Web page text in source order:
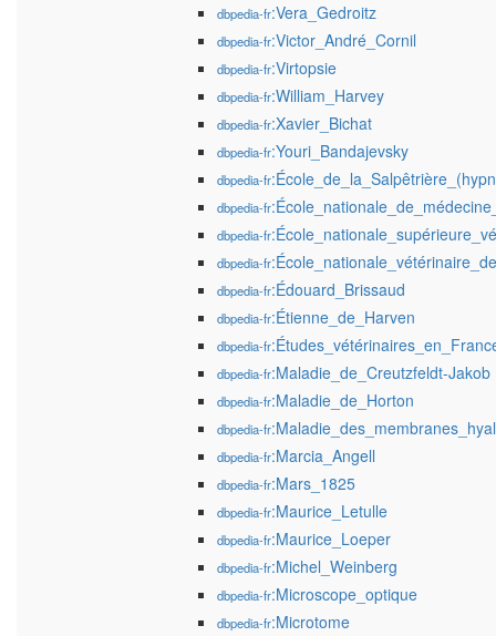
dbpedia-fr:Vera_Gedroitz
dbpedia-fr:Victor_André_Cornil
dbpedia-fr:Virtopsie
dbpedia-fr:William_Harvey
dbpedia-fr:Xavier_Bichat
dbpedia-fr:Youri_Bandajevsky
dbpedia-fr
dbpedia-fr
dbpedia-fr
dbpedia-fr
dbpedia-fr:Édouard_Brissaud
dbpedia-fr:Étienne_de_Harven
dbpedia-fr
dbpedia-fr:Maladie_de_Creutzfeldt-Jakob
dbpedia-fr:Maladie_de_Horton
dbpedia-fr
dbpedia-fr:Marcia_Angell
dbpedia-fr:Mars_1825
dbpedia-fr:Maurice_Letulle
dbpedia-fr:Maurice_Loeper
dbpedia-fr:Michel_Weinberg
dbpedia-fr:Microscope_optique
dbpedia-fr:Microtome